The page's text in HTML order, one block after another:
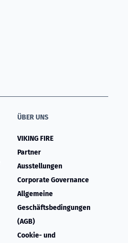
ÜBER UNS
VIKING FIRE
Partner
Ausstellungen
Corporate Governance
Allgemeine
Geschäftsbedingungen
(AGB)
Cookie- und